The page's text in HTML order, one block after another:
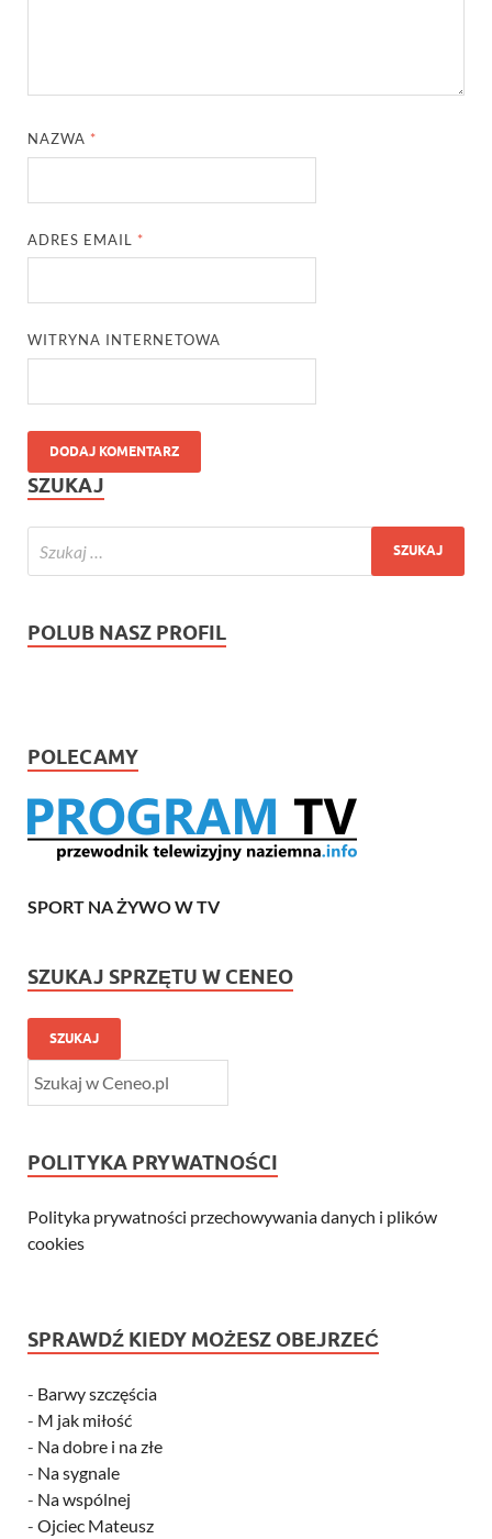
NAZWA *
ADRES EMAIL *
WITRYNA INTERNETOWA
SZUKAJ
POLUB NASZ PROFIL
POLECAMY
SPORT NA ŻYWO W TV
SZUKAJ SPRZĘTU W CENEO
SZUKAJ
POLITYKA PRYWATNOŚCI
Polityka prywatności przechowywania danych i plików
cookies
SPRAWDŹ KIEDY MOŻESZ OBEJRZEĆ
- Barwy szczęścia
- M jak miłość
- Na dobre i na złe
- Na sygnale
- Na wspólnej
- Ojciec Mateusz